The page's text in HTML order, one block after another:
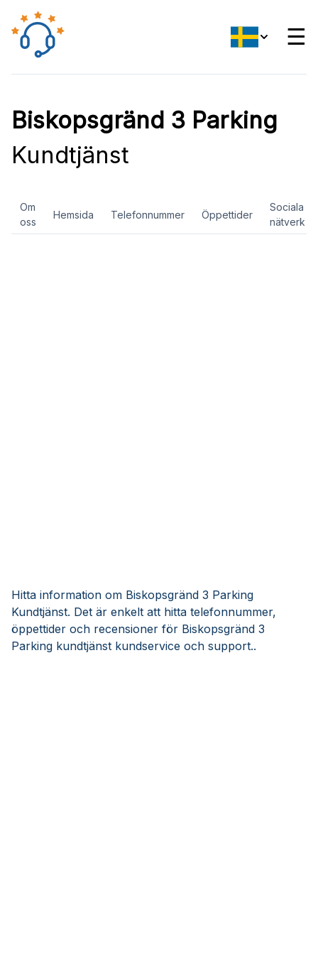
☰
Biskopsgränd 3 Parking
Kundtjänst
Om
oss
Hemsida Telefonnummer Öppettider
Sociala
nätverk
Hitta information om Biskopsgränd 3 Parking
Kundtjänst. Det är enkelt att hitta telefonnummer,
öppettider och recensioner för Biskopsgränd 3
Parking kundtjänst kundservice och support..